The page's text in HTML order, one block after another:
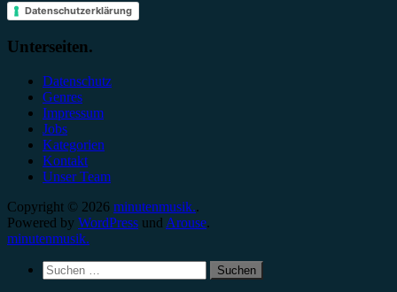
Datenschutzerklärung
Unterseiten.
Datenschutz
Genres
Impressum
Jobs
Kategorien
Kontakt
Unser Team
Copyright © 2026 minutenmusik..
Powered by WordPress und Arouse.
minutenmusik.
Suchen
nach: